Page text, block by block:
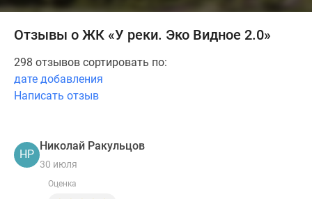
Отзывы о ЖК «У реки. Эко Видное 2.0»
298 отзывов сортировать по:
дате добавления
Написать отзыв
НР
Николай Ракульцов
30 июля
Оценка